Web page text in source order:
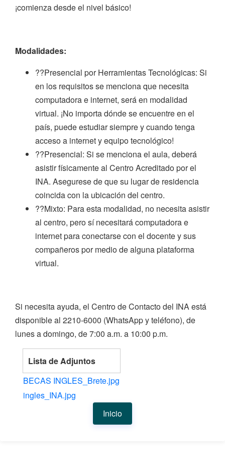
¡comienza desde el nivel básico!
Modalidades:
??Presencial por Herramientas Tecnológicas: Si
en los requisitos se menciona que necesita
computadora e internet, será en modalidad
virtual. ¡No importa dónde se encuentre en el
país, puede estudiar siempre y cuando tenga
acceso a internet y equipo tecnológico!
??Presencial: Si se menciona el aula, deberá
asistir físicamente al Centro Acreditado por el
INA. Asegurese de que su lugar de residencia
coincida con la ubicación del centro.
??Mixto: Para esta modalidad, no necesita asistir
al centro, pero sí necesitará computadora e
internet para conectarse con el docente y sus
compañeros por medio de alguna plataforma
virtual.
Si necesita ayuda, el Centro de Contacto del INA está
disponible al 2210-6000 (WhatsApp y teléfono), de
lunes a domingo, de 7:00 a.m. a 10:00 p.m.
Lista de Adjuntos
BECAS INGLES_Brete.jpg
ingles_INA.jpg
Inicio